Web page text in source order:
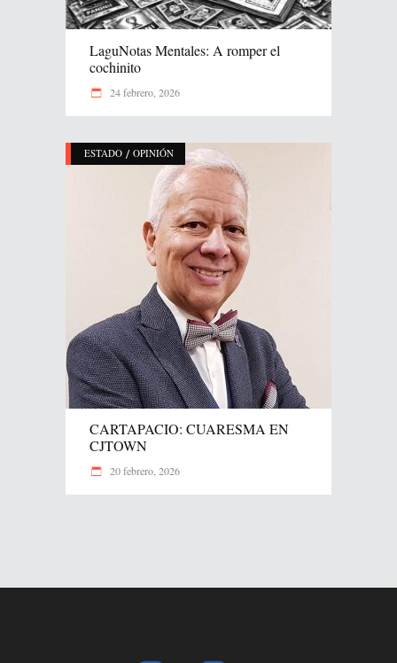
LaguNotas Mentales: A romper el
cochinito
24 febrero, 2026
ESTADO / OPINIÓN
CARTAPACIO: CUARESMA EN
CJTOWN
20 febrero, 2026